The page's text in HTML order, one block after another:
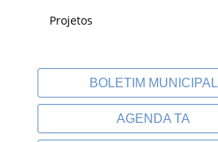
Projetos
BOLETIM MUNICIPAL
AGENDA TA